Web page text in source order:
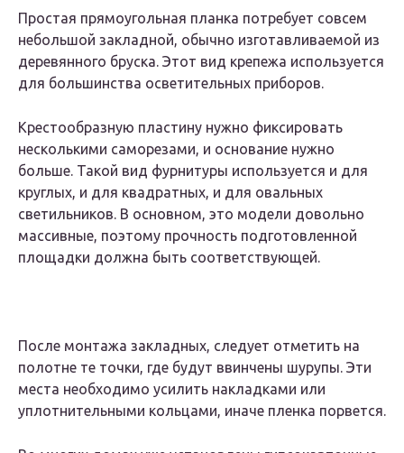
Простая прямоугольная планка потребует совсем
небольшой закладной, обычно изготавливаемой из
деревянного бруска. Этот вид крепежа используется
для большинства осветительных приборов.
Крестообразную пластину нужно фиксировать
несколькими саморезами, и основание нужно
больше. Такой вид фурнитуры используется и для
круглых, и для квадратных, и для овальных
светильников. В основном, это модели довольно
массивные, поэтому прочность подготовленной
площадки должна быть соответствующей.
После монтажа закладных, следует отметить на
полотне те точки, где будут ввинчены шурупы. Эти
места необходимо усилить накладками или
уплотнительными кольцами, иначе пленка порвется.